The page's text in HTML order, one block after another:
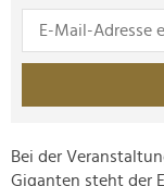
Bei der
Giganten steht der